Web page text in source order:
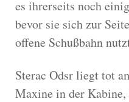
es ihrerseits noch
bevor sie sich zur
offene Schußbahn
Sterac Odsr liegt tot
Maxine in der Kabine,